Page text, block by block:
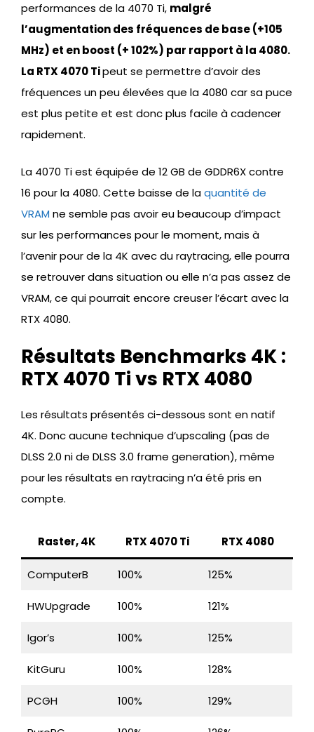
performances de la 4070 Ti, malgré
l’augmentation des fréquences de base (+105
MHz) et en boost (+ 102%) par rapport à la 4080.
La RTX 4070 Tipeut se permettre d’avoir des
fréquences un peu élevées que la 4080 car sa puce
est plus petite et est donc plus facile à cadencer
rapidement.
La 4070 Ti est équipée de 12 GB de GDDR6X contre
16 pour la 4080. Cette baisse de laquantité de
VRAM ne semble pas avoir eu beaucoup d’impact
sur les performances pour le moment, mais à
l’avenir pour de la 4K avec du raytracing, elle pourra
se retrouver dans situation ou elle n’a pas assez de
VRAM, ce qui pourrait encore creuser l’écart avec la
RTX 4080.
Résultats Benchmarks 4K :
RTX 4070 Ti vs RTX 4080
Les résultats présentés ci-dessous sont en natif
4K. Donc aucune technique d’upscaling (pas de
DLSS 2.0 ni de DLSS 3.0 frame generation), même
pour les résultats en raytracing n’a été pris en
compte.
Raster, 4K RTX 4070 Ti RTX 4080
ComputerB 100% 125%
HWUpgrade 100% 121%
Igor’s 100% 125%
KitGuru 100% 128%
PCGH 100% 129%